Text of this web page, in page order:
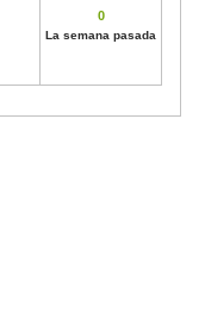
0
La semana pasada